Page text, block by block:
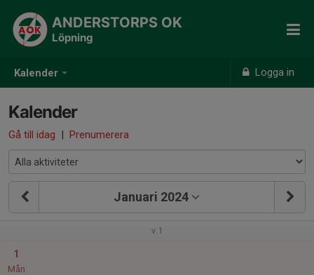
Kalender Logga in
ANDERSTORPS OK
Löpning
Kalender
Gå till idag | Prenumerera
Januari 2024
v.1
1
Mån